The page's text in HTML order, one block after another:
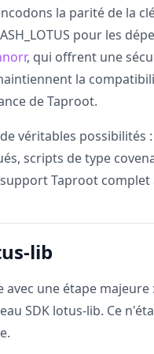
la parité de la
pour les
, qui offrent une
la
de Taproot.
véritables possibilités
scripts de type
Taproot
lib
une étape
SDK lotus-lib. Ce